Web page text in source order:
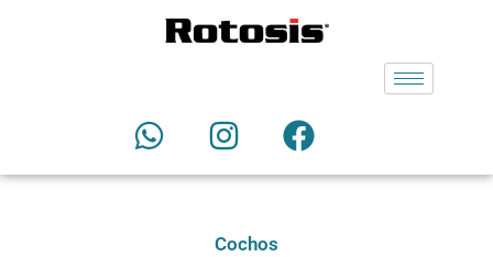
Cochos